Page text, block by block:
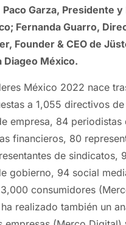
Paco Garza, Presidente
Fernanda Guarro,
Founder & CEO de
Diageo México.
México 2022 nace
a 1,055 directivos
empresa, 84
financieros, 80
de sindicatos,
gobierno, 94 social
consumidores
realizado también un